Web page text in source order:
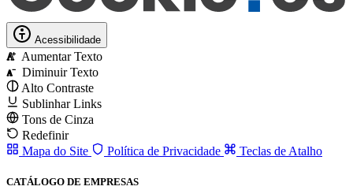
Acessibilidade
A Aumentar Texto
A
Diminuir Texto
Alto Contraste
Sublinhar Links
Tons de Cinza
Redefinir
Mapa do Site
Política de Privacidade Teclas de Atalho
CATÁLOGO DE EMPRESAS